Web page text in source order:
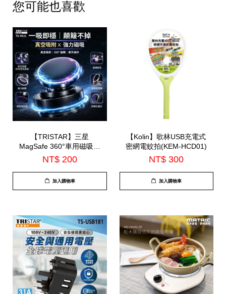
您可能也喜歡
【TRISTAR】三星
MagSafe 360°車用磁吸手
機支架(TS-PA31)
NT$ 200
加入購物車
【Kolin】歌林USB充電式
密網電蚊拍(KEM-HCD01)
NT$ 300
加入購物車